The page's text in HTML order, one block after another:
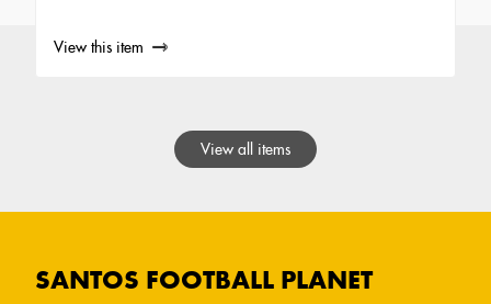
View this item
View all items
SANTOS FOOTBALL PLANET